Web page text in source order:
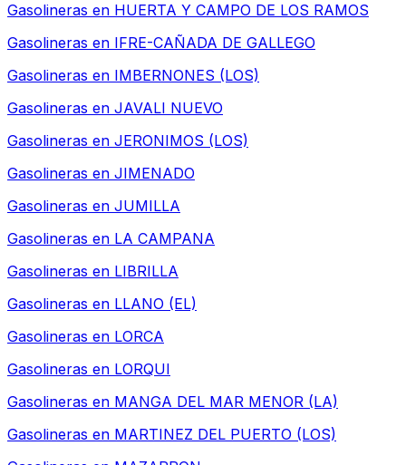
Gasolineras en HUERTA Y CAMPO DE LOS RAMOS
Gasolineras en IFRE-CAÑADA DE GALLEGO
Gasolineras en IMBERNONES (LOS)
Gasolineras en JAVALI NUEVO
Gasolineras en JERONIMOS (LOS)
Gasolineras en JIMENADO
Gasolineras en JUMILLA
Gasolineras en LA CAMPANA
Gasolineras en LIBRILLA
Gasolineras en LLANO (EL)
Gasolineras en LORCA
Gasolineras en LORQUI
Gasolineras en MANGA DEL MAR MENOR (LA)
Gasolineras en MARTINEZ DEL PUERTO (LOS)